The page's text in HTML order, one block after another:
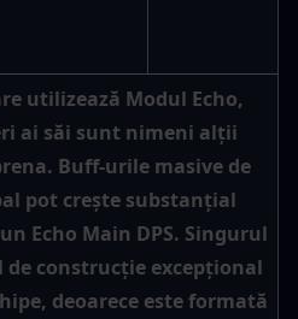
utilizează Modul Echo,
ai săi sunt nimeni alții
Buff-urile masive de
pot crește substanțial
Echo Main DPS. Singurul
de construcție excepțional
deoarece este formată